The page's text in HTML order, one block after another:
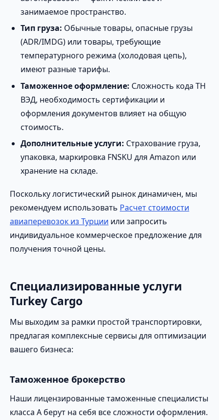
занимаемое пространство.
Тип груза: Обычные товары, опасные грузы
(ADR/IMDG) или товары, требующие
температурного режима (холодовая цепь),
имеют разные тарифы.
Таможенное оформление: Сложность кода ТН
ВЭД, необходимость сертификации и
оформления документов влияет на общую
стоимость.
Дополнительные услуги: Страхование груза,
упаковка, маркировка FNSKU для Amazon или
хранение на складе.
Поскольку логистический рынок динамичен, мы
рекомендуем использовать Расчет стоимости
авиаперевозок из Турции или запросить
индивидуальное коммерческое предложение для
получения точной цены.
Специализированные услуги
Turkey Cargo
Мы выходим за рамки простой транспортировки,
предлагая комплексные сервисы для оптимизации
вашего бизнеса:
Таможенное брокерство
Наши лицензированные таможенные специалисты
класса А берут на себя все сложности оформления.